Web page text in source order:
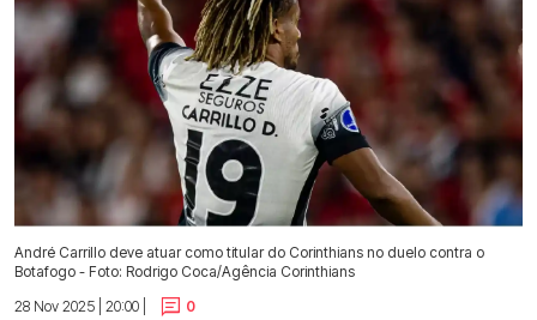
André Carrillo deve atuar como titular do Corinthians no duelo contra o
Botafogo - Foto: Rodrigo Coca/Agência Corinthians
28 Nov 2025 | 20:00 |
0